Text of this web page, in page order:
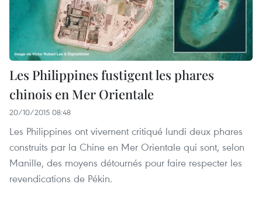
Les Philippines fustigent les phares
chinois en Mer Orientale
20/10/2015 08:48
Les Philippines ont vivement critiqué lundi deux phares
construits par la Chine en Mer Orientale qui sont, selon
Manille, des moyens détournés pour faire respecter les
revendications de Pékin.